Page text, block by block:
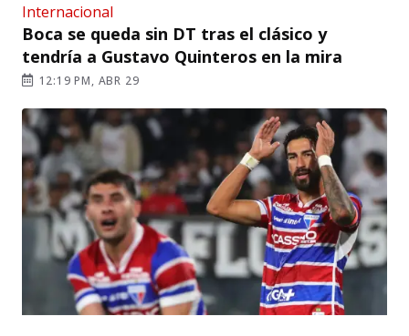
Internacional
Boca se queda sin DT tras el clásico y
tendría a Gustavo Quinteros en la mira
12:19 PM, ABR 29